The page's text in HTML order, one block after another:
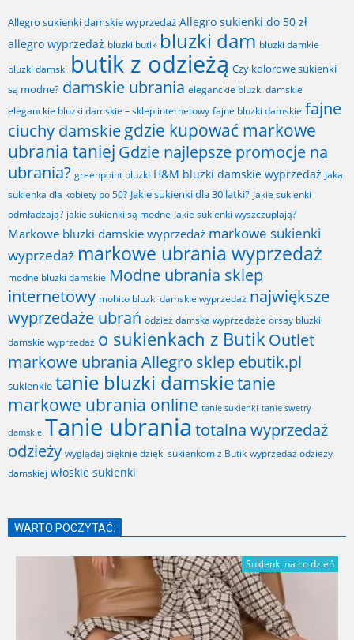
Allegro sukienki damskie wyprzedaż Allegro sukienki do 50 zł
allegro wyprzedaż bluzki butik bluzki dam bluzki damkie
bluzki damski butik z odzieżą Czy kolorowe sukienki
są modne? damskie ubrania eleganckie bluzki damskie
eleganckie bluzki damskie – sklep internetowy fajne bluzki damskie fajne
ciuchy damskiegdzie kupować markowe
ubrania taniej Gdzie najlepsze promocje na
ubrania? greenpoint bluzki H&M bluzki damskie wyprzedaż Jaka
sukienka dla kobiety po 50? Jakie sukienki dla 30 latki? Jakie sukienki
odmładzają? jakie sukienki są modne Jakie sukienki wyszczuplają?
Markowe bluzki damskie wyprzedaż markowe sukienki
wyprzedaż markowe ubrania wyprzedaż
modne bluzki damskie Modne ubrania sklep
internetowy mohito bluzki damskie wyprzedaż największe
wyprzedaże ubrań odzież damska wyprzedaże orsay bluzki
damskie wyprzedaż o sukienkach z Butik Outlet
markowe ubrania Allegro sklep ebutik.pl
sukienkie tanie bluzki damskietanie
markowe ubrania online tanie sukienki tanie swetry
damskie Tanie ubrania totalna wyprzedaż
odzieży wyglądaj pięknie dzięki sukienkom z Butik wyprzedaż odzieży
damskiej włoskie sukienki
WARTO POCZYTAĆ:
Sukienki na co dzień